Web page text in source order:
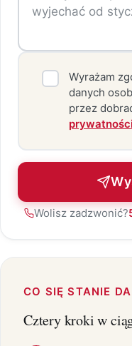
Wyrażam
danych
przez
prywatności
Wolisz zadzwonić?
CO SIĘ STANIE
Cztery kroki w